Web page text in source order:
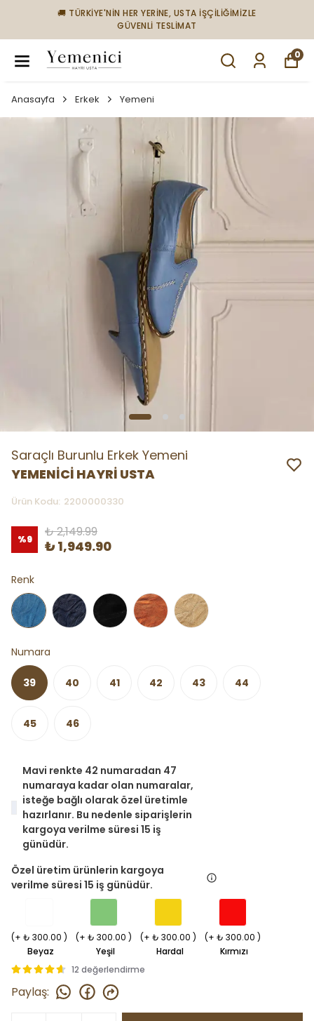
🚚 TÜRKİYE'NİN HER YERİNE, USTA İŞÇİLİĞİMİZLE
GÜVENLİ TESLİMAT
0
Anasayfa Erkek Yemeni
Saraçlı Burunlu Erkek Yemeni
YEMENİCİ HAYRİ USTA
Ürün Kodu: 2200000330
%9 ₺ 2,149.99
₺ 1,949.90
Renk
Numara
39 40 41 42 43 44
45 46
Mavi renkte 42 numaradan 47
numaraya kadar olan numaralar,
isteğe bağlı olarak özel üretimle
hazırlanır. Bu nedenle siparişlerin
kargoya verilme süresi 15 iş
günüdür.
Özel üretim ürünlerin kargoya
verilme süresi 15 iş günüdür.
(+ ₺ 300.00 )
Beyaz
(+ ₺ 300.00 )
Yeşil
(+ ₺ 300.00 )
Hardal
(+ ₺ 300.00 )
Kırmızı
12 değerlendirme
Paylaş: